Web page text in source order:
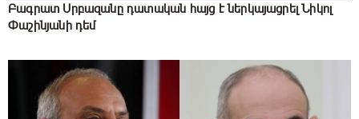
Բագրատ Սրբազանը դատական հայց է ներկայացրել Նիկոլ
Փաշինյանի դեմ